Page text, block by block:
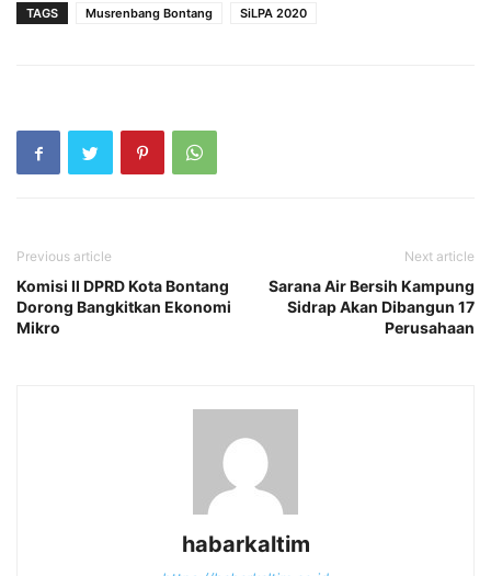
TAGS Musrenbang Bontang SiLPA 2020
Previous article
Komisi II DPRD Kota Bontang
Dorong Bangkitkan Ekonomi
Mikro
Next article
Sarana Air Bersih Kampung
Sidrap Akan Dibangun 17
Perusahaan
habarkaltim